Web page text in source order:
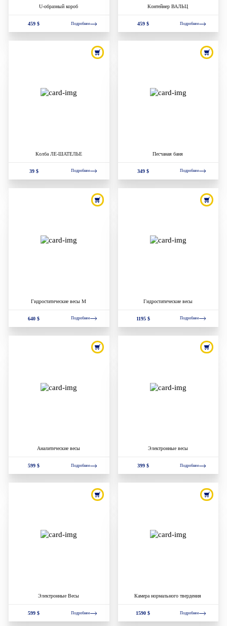
U-образный короб
459 $ Подробнее
Контейнер ВАЛЬЦ
459 $ Подробнее
Колба ЛЕ-ШАТЕЛЬЕ
39 $ Подробнее
Песчаная баня
349 $ Подробнее
Гидростатические весы М
640 $ Подробнее
Гидростатические весы
1195 $ Подробнее
Аналитические весы
599 $ Подробнее
Электронные весы
399 $ Подробнее
Электронные Весы
599 $ Подробнее
Камера нормального твердения
1590 $ Подробнее